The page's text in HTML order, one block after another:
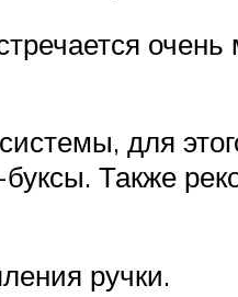
очень
для
Также
ручки.